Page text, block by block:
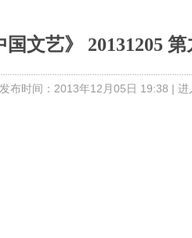
国文艺》 20131205
发布时间：2013年12月05日 19:38 | 进